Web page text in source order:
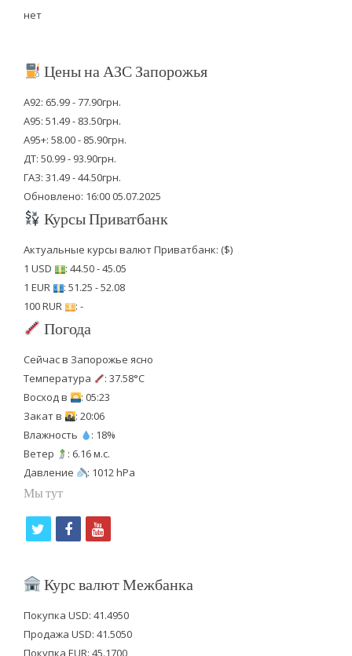
нет
Цены на АЗС Запорожья
А92: 65.99 - 77.90грн.
А95: 51.49 - 83.50грн.
А95+: 58.00 - 85.90грн.
ДТ: 50.99 - 93.90грн.
ГАЗ: 31.49 - 44.50грн.
Обновлено: 16:00 05.07.2025
Курсы Приватбанк
Актуальные курсы валют Приватбанк: ($)
1 USD
: 44.50 - 45.05
1 EUR
: 51.25 - 52.08
100 RUR
: -
Погода
Сейчас в Запорожье ясно
Температура
: 37.58°C
Восход в
: 05:23
Закат в
: 20:06
Влажность
: 18%
Ветер
: 6.16 м.с.
Давление
: 1012 hPa
Мы тут
i
t
f
c
b
y
u
u
Курс валют Межбанка
Покупка USD: 41.4950
Продажа USD: 41.5050
Покупка EUR: 45.1700